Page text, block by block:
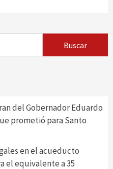
del Gobernador Eduardo
prometió para Santo
en el acueducto
el equivalente a 35